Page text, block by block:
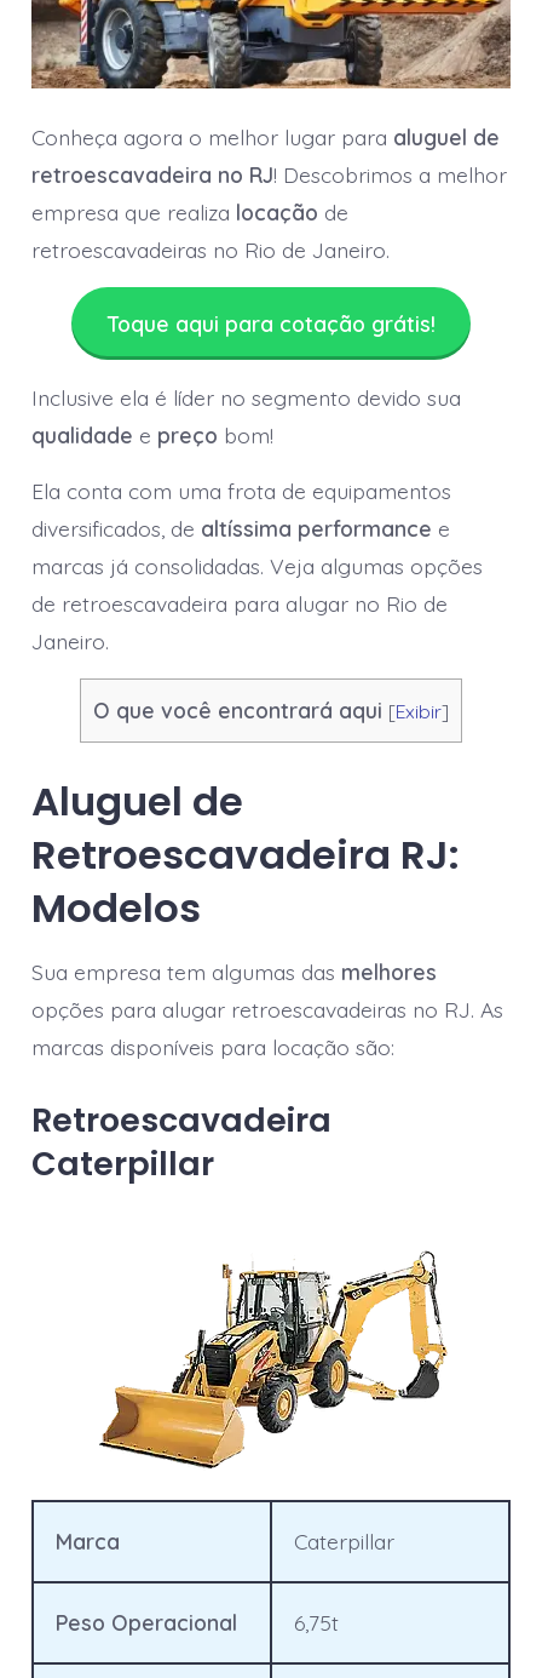
Conheça agora o melhor lugar para aluguel de
retroescavadeira no RJ! Descobrimos a melhor
empresa que realiza locação de
retroescavadeiras no Rio de Janeiro.
Toque aqui para cotação grátis!
Inclusive ela é líder no segmento devido sua
qualidade e preço bom!
Ela conta com uma frota de equipamentos
diversificados, de altíssima performance e
marcas já consolidadas. Veja algumas opções
de retroescavadeira para alugar no Rio de
Janeiro.
O que você encontrará aqui [Exibir]
Aluguel de
Retroescavadeira RJ:
Modelos
Sua empresa tem algumas das melhores
opções para alugar retroescavadeiras no RJ. As
marcas disponíveis para locação são:
Retroescavadeira
Caterpillar
Marca Caterpillar
Peso Operacional 6,75t